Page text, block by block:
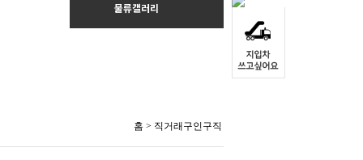
물류갤러리
홈 > 직거래구인구직